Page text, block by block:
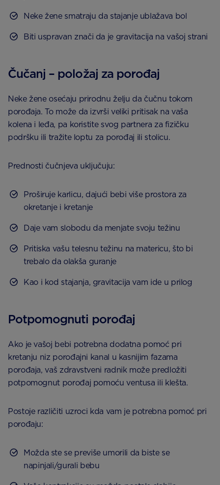
Neke žene smatraju da stajanje ublažava bol
Biti uspravan znači da je gravitacija na vašoj strani
Čučanj – položaj za porođaj
Neke žene osećaju prirodnu želju da čučnu tokom
porođaja. To može da izvrši veliki pritisak na vaša
kolena i leđa, pa koristite svog partnera za fizičku
podršku ili tražite loptu za porođaj ili stolicu.
Prednosti čučnjeva uključuju:
Proširuje karlicu, dajući bebi više prostora za
okretanje i kretanje
Daje vam slobodu da menjate svoju težinu
Pritiska vašu telesnu težinu na matericu, što bi
trebalo da olakša guranje
Kao i kod stajanja, gravitacija vam ide u prilog
Potpomognuti porođaj
Ako je vašoj bebi potrebna dodatna pomoć pri
kretanju niz porođajni kanal u kasnijim fazama
porođaja, vaš zdravstveni radnik može predložiti
potpomognut porođaj pomoću ventusa ili klešta.
Postoje različiti uzroci kda vam je potrebna pomoć pri
porođaju:
Možda ste se previše umorili da biste se
napinjali/gurali bebu